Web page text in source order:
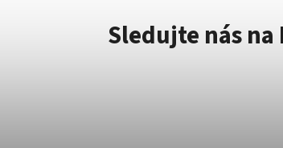
Sledujte nás